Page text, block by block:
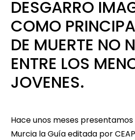
DESGARRO
COMO
DE MUERTE NO
ENTRE LOS
JOVENES.
Hace unos meses presentamos
Murcia la Guía editada por